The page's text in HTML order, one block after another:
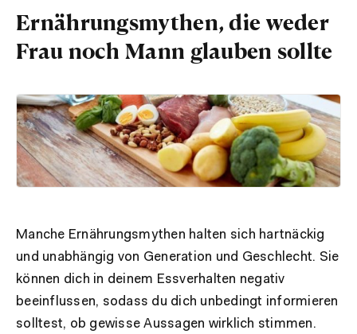
Ernährungsmythen, die weder
Frau noch Mann glauben sollte
Manche Ernährungsmythen halten sich hartnäckig
und unabhängig von Generation und Geschlecht. Sie
können dich in deinem Essverhalten negativ
beeinflussen, sodass du dich unbedingt informieren
solltest, ob gewisse Aussagen wirklich stimmen.